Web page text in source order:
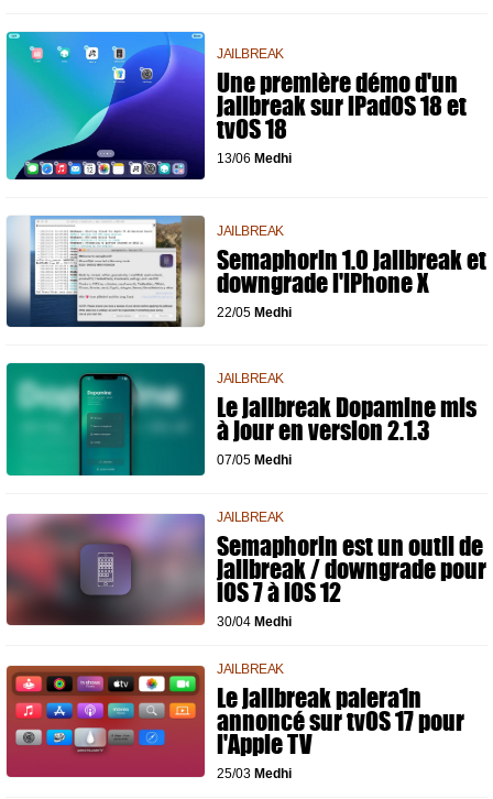
JAILBREAK
Une première démo d'un
jailbreak sur iPadOS 18 et
tvOS 18
13/06 Medhi
JAILBREAK
Semaphorin 1.0 jailbreak et
downgrade l'iPhone X
22/05 Medhi
JAILBREAK
Le jailbreak Dopamine mis
à jour en version 2.1.3
07/05 Medhi
JAILBREAK
Semaphorin est un outil de
jailbreak / downgrade pour
iOS 7 à iOS 12
30/04 Medhi
JAILBREAK
Le jailbreak palera1n
annoncé sur tvOS 17 pour
l'Apple TV
25/03 Medhi